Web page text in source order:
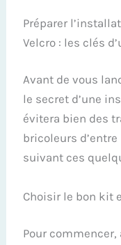
Préparer
Velcro : les clés
Avant de vous
le secret d’une
évitera bien des
bricoleurs
suivant ces
Choisir le bon kit
Pour commencer,